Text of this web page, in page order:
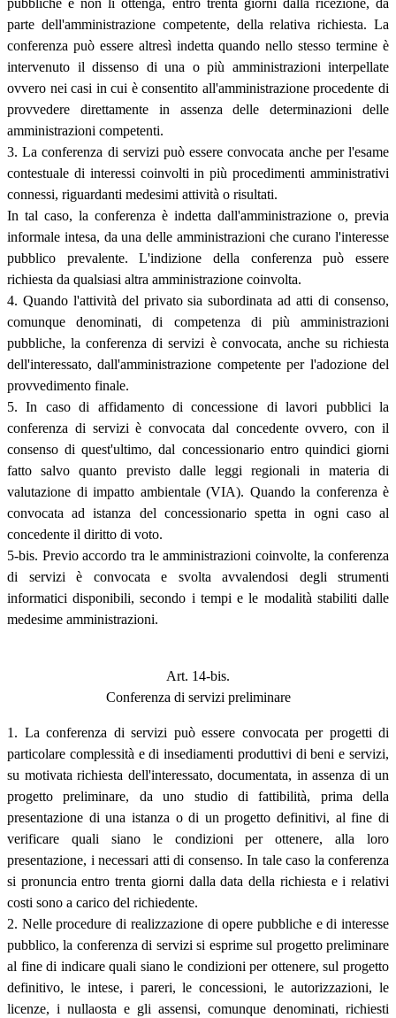
pubbliche e non li ottenga, entro trenta giorni dalla ricezione, da
parte dell'amministrazione competente, della relativa richiesta. La
conferenza può essere altresì indetta quando nello stesso termine è
intervenuto il dissenso di una o più amministrazioni interpellate
ovvero nei casi in cui è consentito all'amministrazione procedente di
provvedere direttamente in assenza delle determinazioni delle
amministrazioni competenti.
3. La conferenza di servizi può essere convocata anche per l'esame
contestuale di interessi coinvolti in più procedimenti amministrativi
connessi, riguardanti medesimi attività o risultati.
In tal caso, la conferenza è indetta dall'amministrazione o, previa
informale intesa, da una delle amministrazioni che curano l'interesse
pubblico prevalente. L'indizione della conferenza può essere
richiesta da qualsiasi altra amministrazione coinvolta.
4. Quando l'attività del privato sia subordinata ad atti di consenso,
comunque denominati, di competenza di più amministrazioni
pubbliche, la conferenza di servizi è convocata, anche su richiesta
dell'interessato, dall'amministrazione competente per l'adozione del
provvedimento finale.
5. In caso di affidamento di concessione di lavori pubblici la
conferenza di servizi è convocata dal concedente ovvero, con il
consenso di quest'ultimo, dal concessionario entro quindici giorni
fatto salvo quanto previsto dalle leggi regionali in materia di
valutazione di impatto ambientale (VIA). Quando la conferenza è
convocata ad istanza del concessionario spetta in ogni caso al
concedente il diritto di voto.
5-bis. Previo accordo tra le amministrazioni coinvolte, la conferenza
di servizi è convocata e svolta avvalendosi degli strumenti
informatici disponibili, secondo i tempi e le modalità stabiliti dalle
medesime amministrazioni.
Art. 14-bis.
Conferenza di servizi preliminare
1. La conferenza di servizi può essere convocata per progetti di
particolare complessità e di insediamenti produttivi di beni e servizi,
su motivata richiesta dell'interessato, documentata, in assenza di un
progetto preliminare, da uno studio di fattibilità, prima della
presentazione di una istanza o di un progetto definitivi, al fine di
verificare quali siano le condizioni per ottenere, alla loro
presentazione, i necessari atti di consenso. In tale caso la conferenza
si pronuncia entro trenta giorni dalla data della richiesta e i relativi
costi sono a carico del richiedente.
2. Nelle procedure di realizzazione di opere pubbliche e di interesse
pubblico, la conferenza di servizi si esprime sul progetto preliminare
al fine di indicare quali siano le condizioni per ottenere, sul progetto
definitivo, le intese, i pareri, le concessioni, le autorizzazioni, le
licenze, i nullaosta e gli assensi, comunque denominati, richiesti